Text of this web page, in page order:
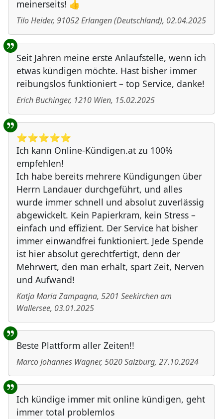
meinerseits! 👍
Tilo Heider, 91052Erlangen(Deutschland), 02.04.2025
Seit Jahren meine erste Anlaufstelle, wenn ich
etwas kündigen möchte. Hast bisher immer
reibungslos funktioniert – top Service, danke!
Erich Buchinger, 1210 Wien, 15.02.2025
⭐️⭐️⭐️⭐️⭐️
Ich kann Online-Kündigen.at zu 100%
empfehlen!
Ich habe bereits mehrere Kündigungen über
Herrn Landauer durchgeführt, und alles
wurde immer schnell und absolut zuverlässig
abgewickelt. Kein Papierkram, kein Stress –
einfach und effizient. Der Service hat bisher
immer einwandfrei funktioniert. Jede Spende
ist hier absolut gerechtfertigt, denn der
Mehrwert, den man erhält, spart Zeit, Nerven
und Aufwand!
Katja Maria Zampagna, 5201 Seekirchen am
Wallersee, 03.01.2025
Beste Plattform aller Zeiten!!
Marco Johannes Wagner, 5020Salzburg, 27.10.2024
Ich kündige immer mit online kündigen, geht
immer total problemlos